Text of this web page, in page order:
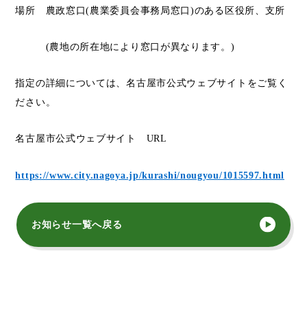
場所 農政窓口(農業委員会事務局窓口)のある区役所、支所
(農地の所在地により窓口が異なります。)
指定の詳細については、名古屋市公式ウェブサイトをご覧く
ださい。
名古屋市公式ウェブサイト URL
https://www.city.nagoya.jp/kurashi/nougyou/1015597.html
お知らせ一覧へ戻る